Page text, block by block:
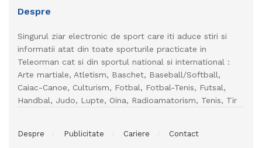
Despre
Singurul ziar electronic de sport care iti aduce stiri si
informatii atat din toate sporturile practicate in
Teleorman cat si din sportul national si international :
Arte martiale, Atletism, Baschet, Baseball/Softball,
Caiac-Canoe, Culturism, Fotbal, Fotbal-Tenis, Futsal,
Handbal, Judo, Lupte, Oina, Radioamatorism, Tenis, Tir
Despre Publicitate Cariere Contact